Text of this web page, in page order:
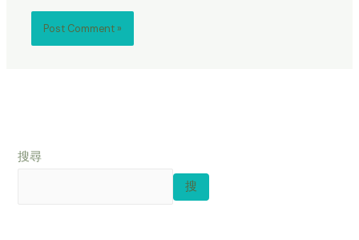
搜尋
搜